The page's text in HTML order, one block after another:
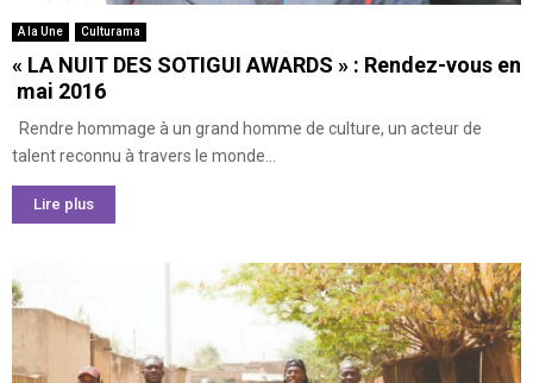
A la Une Culturama
« LA NUIT DES SOTIGUI AWARDS » : Rendez-vous en
mai 2016
Rendre hommage à un grand homme de culture, un acteur de
talent reconnu à travers le monde...
Lire plus